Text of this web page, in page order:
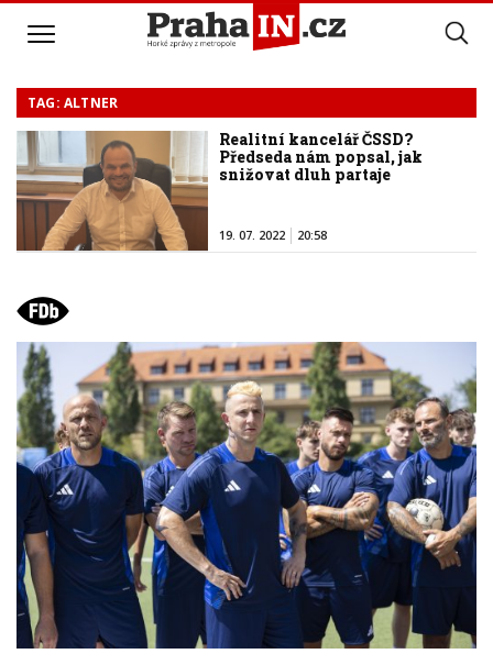
TAG: ALTNER
Realitní kancelář ČSSD?
Předseda nám popsal, jak
snižovat dluh partaje
19. 07. 2022 20:58